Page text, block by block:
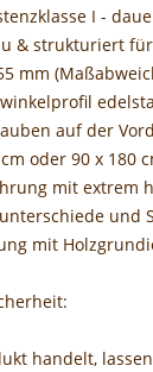
I -
& strukturiert
mm
auf der
oder 90 x 180
mit extrem
und
mit
handelt,